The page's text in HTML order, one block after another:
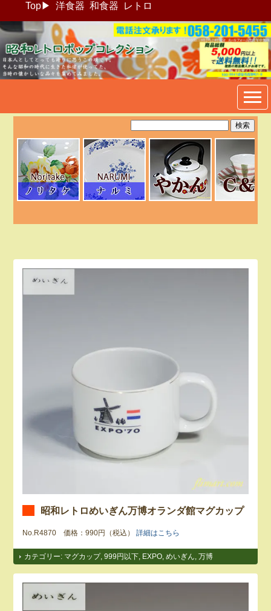
Top▶ 洋食器 和食器 レトロ
昭和レトロポップ食器生活雑
貨通販＠フリマート
昭和レトロめいぎん万博オランダ館マグカップ
No.R4870 価格：990円（税込）詳細はこちら
カテゴリー: マグカップ,999円以下 EXPO ,めいぎん ,万博